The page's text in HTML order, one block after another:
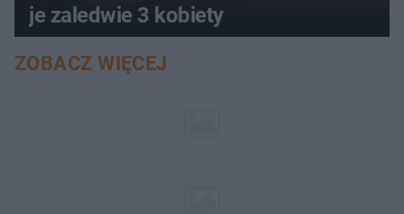
je zaledwie 3 kobiety
ZOBACZ WIĘCEJ